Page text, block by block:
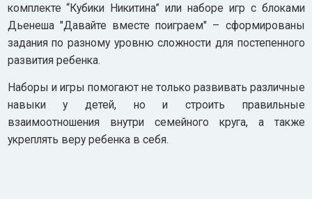
комплекте “Кубики Никитина” или наборе игр с блоками
Дьенеша "Давайте вместе поиграем" – сформированы
задания по разному уровню сложности для постепенного
развития ребенка.
Наборы и игры помогают не только развивать различные
навыки у детей, но и строить правильные
взаимоотношения внутри семейного круга, а также
укреплять веру ребенка в себя.